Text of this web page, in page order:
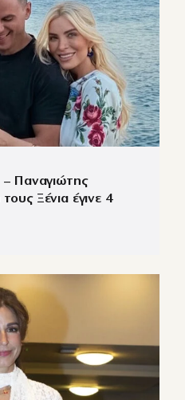
– Παναγιώτης
Ξένια έγινε 4